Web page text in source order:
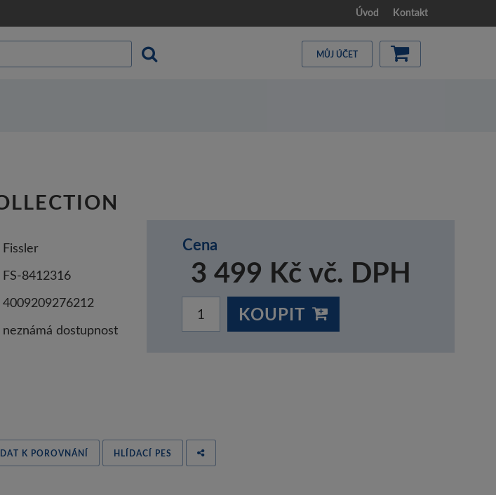
Úvod Kontakt
MŮJ ÚČET
Fissler
FS-8412316
4009209276212
neznámá dostupnost
Cena
3 499 Kč vč. DPH
KOUPIT
K POROVNÁNÍ HLÍDACÍ PES